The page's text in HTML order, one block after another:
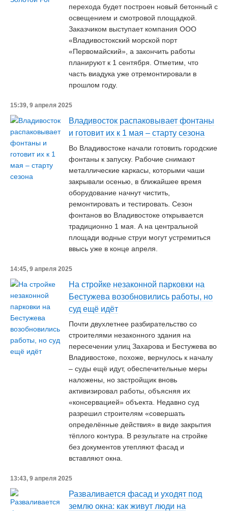
перехода будет построен новый бетонный с
освещением и смотровой площадкой.
Заказчиком выступает компания ООО
«Владивостокский морской порт
«Первомайский», а закончить работы
планируют к 1 сентября. Отметим, что
часть виадука уже отремонтировали в
прошлом году.
15:39, 9 апреля 2025
Владивосток распаковывает фонтаны
и готовит их к 1 мая – старту сезона
Во Владивостоке начали готовить городские
фонтаны к запуску. Рабочие снимают
металлические каркасы, которыми чаши
закрывали осенью, в ближайшее время
оборудование начнут чистить,
ремонтировать и тестировать. Сезон
фонтанов во Владивостоке открывается
традиционно 1 мая. А на центральной
площади водные струи могут устремиться
ввысь уже в конце апреля.
14:45, 9 апреля 2025
На стройке незаконной парковки на
Бестужева возобновились работы, но
суд ещё идёт
Почти двухлетнее разбирательство со
строителями незаконного здания на
пересечении улиц Захарова и Бестужева во
Владивостоке, похоже, вернулось к началу
– суды ещё идут, обеспечительные меры
наложены, но застройщик вновь
активизировал работы, объясняя их
«консервацией» объекта. Недавно суд
разрешил строителям «совершать
определённые действия» в виде закрытия
тёплого контура. В результате на стройке
без документов утепляют фасад и
вставляют окна.
13:43, 9 апреля 2025
Разваливается фасад и уходят под
землю окна: как живут люди на